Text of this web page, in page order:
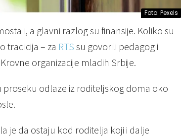
Foto: Pexels
a glavni razlog su finansije. Koliko su
tradicija – za RTS su govorili pedagog i
organizacije mladih Srbije.
odlaze iz roditeljskog doma oko
je da ostaju kod roditelja koji i dalje